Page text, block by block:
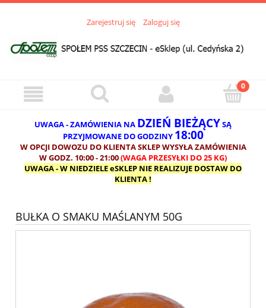
Zarejestruj się Zaloguj się
UWAGA - ZAMÓWIENIA NA DZIEŃ BIEŻĄCYSĄ
PRZYJMOWANE DO GODZINY 18:00
W OPCJI DOWOZU DO KLIENTA SKLEP WYSYŁA ZAMÓWIENIA
W GODZ. 10:00 - 21:00(WAGA PRZESYŁKI DO 25 KG)
UWAGA - W NIEDZIELE eSKLEP NIE REALIZUJE DOSTAW DO
KLIENTA !
BUŁKA O SMAKU MAŚLANYM 50G